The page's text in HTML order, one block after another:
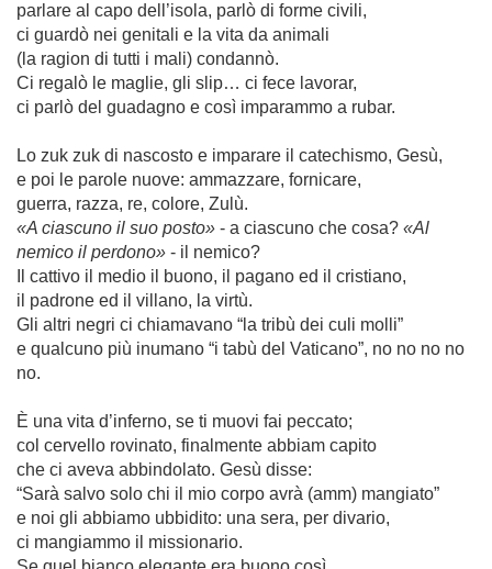
parlare al capo dell’isola, parlò di forme civili,
ci guardò nei genitali e la vita da animali
(la ragion di tutti i mali) condannò.
Ci regalò le maglie, gli slip… ci fece lavorar,
ci parlò del guadagno e così imparammo a rubar.
Lo zuk zuk di nascosto e imparare il catechismo, Gesù,
e poi le parole nuove: ammazzare, fornicare,
guerra, razza, re, colore, Zulù.
«A ciascuno il suo posto» - a ciascuno che cosa? «Al
nemico il perdono» - il nemico?
Il cattivo il medio il buono, il pagano ed il cristiano,
il padrone ed il villano, la virtù.
Gli altri negri ci chiamavano “la tribù dei culi molli”
e qualcuno più inumano “i tabù del Vaticano”, no no no no
no.
È una vita d’inferno, se ti muovi fai peccato;
col cervello rovinato, finalmente abbiam capito
che ci aveva abbindolato. Gesù disse:
“Sarà salvo solo chi il mio corpo avrà (amm) mangiato”
e noi gli abbiamo ubbidito: una sera, per divario,
ci mangiammo il missionario.